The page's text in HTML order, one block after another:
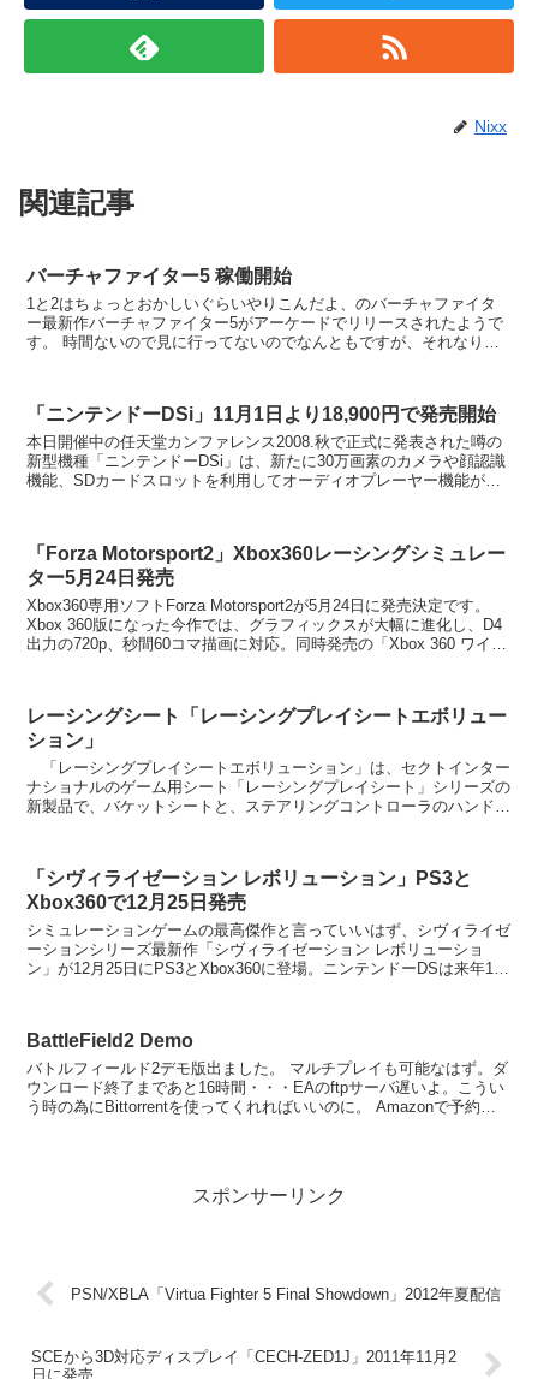
Nixx
関連記事
バーチャファイター5 稼働開始
1と2はちょっとおかしいぐらいやりこんだよ、のバーチャファイタ
ー最新作バーチャファイター5がアーケードでリリースされたようで
す。 時間ないので見に行ってないのでなんともですが、それなりに
「ニンテンドーDSi」11月1日より18,900円で発売開始
本日開催中の任天堂カンファレンス2008.秋で正式に発表された噂の
新型機種「ニンテンドーDSi」は、新たに30万画素のカメラや顔認識
機能、SDカードスロットを利用してオーディオプレーヤー機能が追
「Forza Motorsport2」Xbox360レーシングシミュレー
ター5月24日発売
Xbox360専用ソフトForza Motorsport2が5月24日に発売決定です。
Xbox 360版になった今作では、グラフィックスが大幅に進化し、D4
出力の720p、秒間60コマ描画に対応。同時発売の「Xbox 360 ワイヤ
レーシングシート「レーシングプレイシートエボリュー
ション」
「レーシングプレイシートエボリューション」は、セクトインター
ナショナルのゲーム用シート「レーシングプレイシート」シリーズの
新製品で、バケットシートと、ステアリングコントローラのハンドル
「シヴィライゼーション レボリューション」PS3と
Xbox360で12月25日発売
シミュレーションゲームの最高傑作と言っていいはず、シヴィライゼ
ーションシリーズ最新作「シヴィライゼーション レボリューショ
ン」が12月25日にPS3とXbox360に登場。ニンテンドーDSは来年1月
BattleField2 Demo
バトルフィールド2デモ版出ました。 マルチプレイも可能なはず。ダ
ウンロード終了まであと16時間・・・EAのftpサーバ遅いよ。こうい
う時の為にBittorrentを使ってくれればいいのに。 Amazonで予約受
スポンサーリンク
PSN/XBLA「Virtua Fighter 5 Final Showdown」2012年夏配信
SCEから3D対応ディスプレイ「CECH-ZED1J」2011年11月2
日に発売